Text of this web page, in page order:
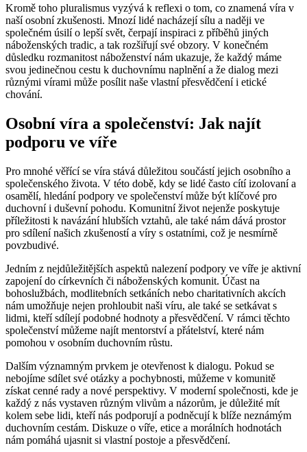
Kromě toho pluralismus vyzývá k reflexi o tom, co znamená víra v
naší osobní zkušenosti. Mnozí lidé nacházejí sílu a naději ve
společném úsilí o lepší svět, čerpají inspiraci z příběhů jiných
náboženských tradic, a tak rozšiřují své obzory. V konečném
důsledku rozmanitost náboženství nám ukazuje, že každý máme
svou jedinečnou cestu k duchovnímu naplnění a že dialog mezi
různými vírami může posílit naše vlastní přesvědčení i etické
chování.
Osobní víra a společenství: Jak najít
podporu ve víře
Pro mnohé věřící se víra stává důležitou součástí jejich osobního a
společenského života. V této době, kdy se lidé často cítí izolovaní a
osamělí, hledání podpory ve společenství může být klíčové pro
duchovní i duševní pohodu. Komunitní život nejenže poskytuje
příležitosti k navázání hlubších vztahů, ale také nám dává prostor
pro sdílení našich zkušeností a víry s ostatními, což je nesmírně
povzbudivé.
Jedním z nejdůležitějších aspektů nalezení podpory ve víře je aktivní
zapojení do církevních či náboženských komunit. Účast na
bohoslužbách, modlitebních setkáních nebo charitativních akcích
nám umožňuje nejen prohloubit naši víru, ale také se setkávat s
lidmi, kteří sdílejí podobné hodnoty a přesvědčení. V rámci těchto
společenství můžeme najít mentorství a přátelství, které nám
pomohou v osobním duchovním růstu.
Dalším významným prvkem je otevřenost k dialogu. Pokud se
nebojíme sdílet své otázky a pochybnosti, můžeme v komunitě
získat cenné rady a nové perspektivy. V moderní společnosti, kde je
každý z nás vystaven různým vlivům a názorům, je důležité mít
kolem sebe lidi, kteří nás podporují a podněcují k blíže neznámým
duchovním cestám. Diskuze o víře, etice a morálních hodnotách
nám pomáhá ujasnit si vlastní postoje a přesvědčení.